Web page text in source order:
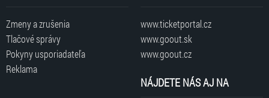
Zmeny a zrušenia
Tlačové správy
Pokyny usporiadateľa
Reklama
www.ticketportal.cz
www.goout.sk
www.goout.cz
NÁJDETE NÁS AJ NA